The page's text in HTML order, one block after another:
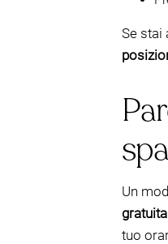
Se stai
Un
tuo